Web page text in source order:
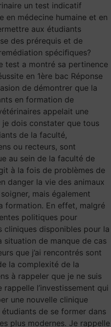
un test indicatif
en médecine humaine et en
aux étudiants
des prérequis et de
spéciﬁques?
test a montré sa pertinence
en 1ère bac Réponse
de démontrer que la
en formation de
appelait une
je dois constater que tous
de la faculté,
ou recteurs, sont
au sein de la faculté de
à la fois de problèmes de
danger la vie des animaux
mais également
formation. En effet, malgré
politiques pour
cliniques disponibles pour la
de manque de cas
que j’ai rencontrés sont
la complexité de la
à rappeler que je ne suis
l’investissement qui
une nouvelle clinique
de se former dans
plus modernes. Je rappelle